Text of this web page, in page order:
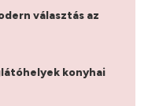
választás az
konyhai